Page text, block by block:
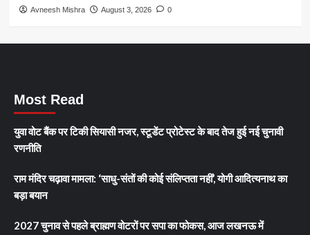
Avneesh Mishra August 3, 2026 0
Most Read
युवा वोट बैंक पर टिकी सियासी नजर, स्टूडेंट प्रोटेस्ट के बाद तेज हुई नई चुनावी
रणनीति
राम मंदिर चढ़ावा मामला: ‘साधु-संतों की कोई संलिप्तता नहीं’, योगी आदित्यनाथ का
बड़ा बयान
2027 चुनाव से पहले ब्राह्मण वोटरों पर सपा का फोकस, आज लखनऊ में